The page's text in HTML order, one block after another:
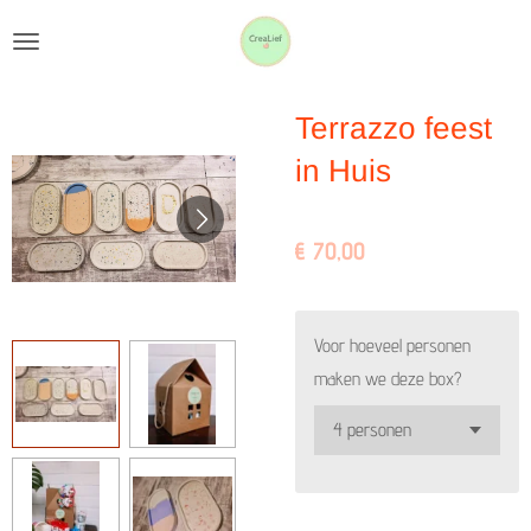
hoofdinhoud
Terrazzo feest
in Huis
€ 70,00
Voor hoeveel personen
maken we deze box?